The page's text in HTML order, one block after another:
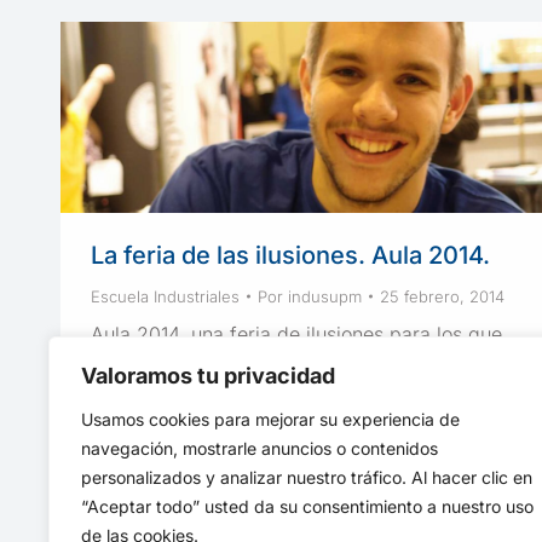
Valoramos tu privacidad
Usamos cookies para mejorar su experiencia de
navegación, mostrarle anuncios o contenidos
personalizados y analizar nuestro tráfico. Al hacer clic en
“Aceptar todo” usted da su consentimiento a nuestro uso
de las cookies.
La feria de las ilusiones. Aula 2014.
Escuela Industriales Por indusupm 25 febrero, 2014
Aula 2014, una feria de ilusiones para los que
se preparan para entrar en la Universidad, o
los que estudian y quieren contar sus
experiencia a los más jóvenes.